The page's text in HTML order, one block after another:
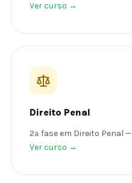
Ver curso →
Direito Penal
2ª fase em Direito Penal —
Ver curso →